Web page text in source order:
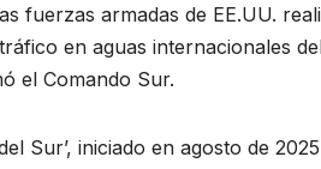
fuerzas armadas de EE.UU.
en aguas internacionales
el Comando Sur.
Sur’, iniciado en agosto de